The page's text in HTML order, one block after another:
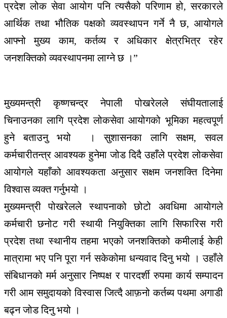
प्रदेश लोक सेवा आयोग पनि त्यसैको परिणाम हो, सरकारले
आर्थिक तथा भौतिक पक्षको व्यवस्थापन गर्ने नै छ, आयोगले
आफ्नो मुख्य काम, कर्तव्य र अधिकार क्षेत्रभित्र रहेर
जनशक्तिको व्यवस्थापनमा लाग्ने छ ।”
मुख्यमन्त्री कृष्णचन्द्र नेपाली पोखरेलले संघीयतालाई
चिनाउनका लागि प्रदेश लोकसेवा आयोगको भूमिका महत्वपूर्ण
हुने बताउनु भयो । सुशासनका लागि सक्षम, सवल
कर्मचारीतन्त्र आवश्यक हुनेमा जोड दिदै उहाँले प्रदेश लोकसेवा
आयोगले यहाँको आवश्यकता अनुसार सक्षम जनशक्ति दिनेमा
विश्वास व्यक्त गर्नुभयो ।
मुख्यमन्त्री पोखरेलले स्थापनाको छोटो अवधिमा आयोगले
कर्मचारी छनोट गरी स्थायी नियुक्तिका लागि सिफारिस गरी
प्रदेश तथा स्थानीय तहमा भएको जनशक्तिको कमीलाई केही
मात्रामा भए पनि पूरा गर्न सकेकोमा धन्यवाद दिनु भयो । उहाँले
संबिधानको मर्म अनुसार निष्पक्ष र पारदर्शी रुपमा कार्य सम्पादन
गरी आम समुदायको विस्वास जित्दै आफ़नो कर्तब्य पथमा अगाडी
बढ्न जोड दिनु भयो ।